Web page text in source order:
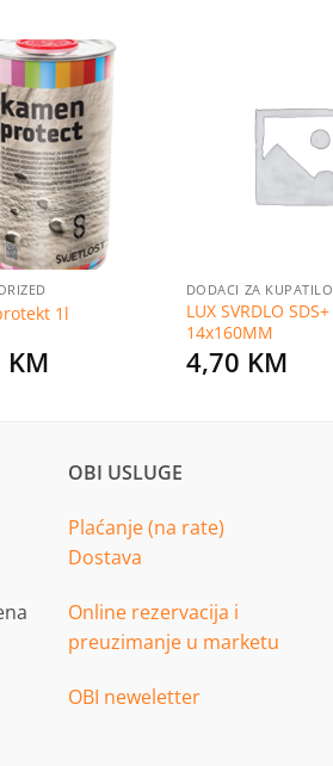
1l
KM
DODACI ZA KUPATILO
LUX SVRDLO SDS+
14x160MM
4,70 KM
OBI USLUGE
Plaćanje (na rate)
Dostava
Online rezervacija i
preuzimanje u marketu
OBI neweletter